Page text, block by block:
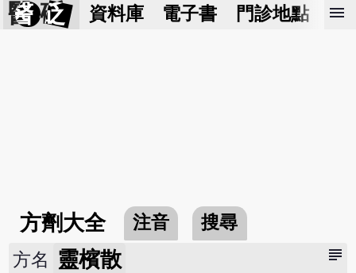
醫 砭 資料庫 電子書 門診地點 預
menu
方劑大全 注音 搜尋
subject
方名 靈檳散